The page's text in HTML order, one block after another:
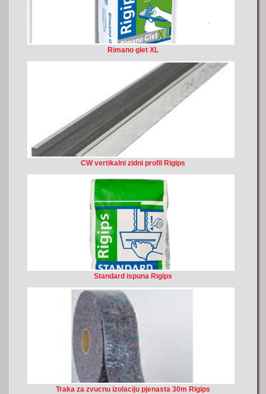
Rimano glet XL
CW vertikalni zidni profil Rigips
Standard ispuna Rigips
Traka za zvucnu izolaciju pjenasta 30m Rigips